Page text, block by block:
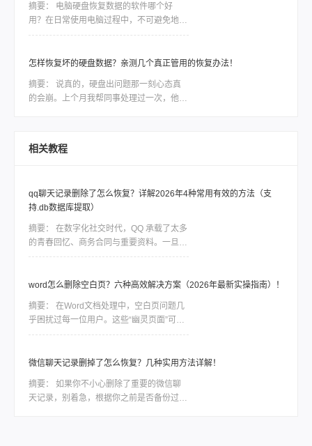
常大，今天我们就针对转转数据恢复大师数
据恢复这款软件，讲讲如何利用工具恢复丢
摘要：
用？在日常使用电脑过程中，不可避免地会
遇到电脑硬盘数据丢失或损坏的情况。无论
们都面临着一种紧迫感，需要尽快找到一款
而，市面上各种各样的电脑硬盘恢复软件让
人眼花缭乱，我们应该如何选择呢？本文将
怎样恢复坏的硬盘数据？亲测几个真正管用的恢复办法！
摘要：
的会崩。上个月我帮同事处理过一次，他那
据？后来折腾了大半天才把东西捞回来大部
付费的顺序，把我试过靠谱的几个方法都告
诉你，重点解决怎样恢复坏的硬盘数据这个
问题。
相关教程
qq聊天记录删除了怎么恢复？详解2026年4种常用有效的方法（支
持.db数据库提取）
摘要：
的青春回忆、商务合同与重要资料。一旦误
删聊天记录，由于 QQ 数据的加密特性，恢
等同于永久抹除。在数据底层，删除指令通
数据尚未覆盖该区域，通过合理的方法依然
有很大几率找回。
word怎么删除空白页？六种高效解决方案（2026年最新实操指南）！
摘要：
乎困扰过每一位用户。这些“幽灵页面”可能
由分页符残留、段落格式异常、表格溢出或
白页呢？本文结合最新Office版本特性，整
冗余页面。
微信聊天记录删掉了怎么恢复？几种实用方法详解！
摘要：
天记录，别着急，根据你之前是否备份过、